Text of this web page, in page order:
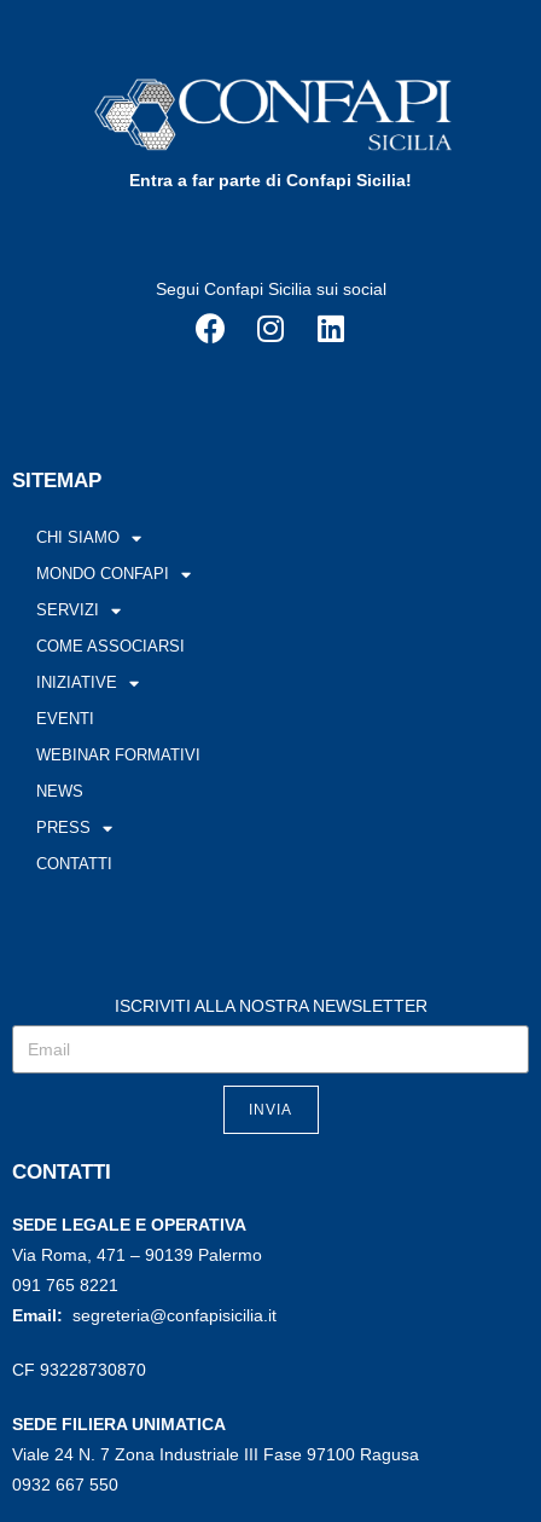
Entra a far parte di Confapi Sicilia!
Segui Confapi Sicilia sui social
SITEMAP
CHI SIAMO
MONDO CONFAPI
SERVIZI
COME ASSOCIARSI
INIZIATIVE
EVENTI
WEBINAR FORMATIVI
NEWS
PRESS
CONTATTI
ISCRIVITI ALLA NOSTRA NEWSLETTER
INVIA
CONTATTI
SEDE LEGALE E OPERATIVA
Via Roma, 471 – 90139 Palermo
091 765 8221
Email: segreteria@confapisicilia.it
CF 93228730870
SEDE FILIERA UNIMATICA
Viale 24 N. 7 Zona Industriale III Fase 97100 Ragusa
0932 667 550